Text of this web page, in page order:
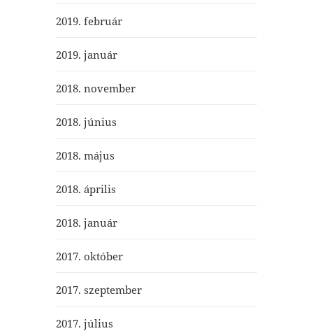
2019. február
2019. január
2018. november
2018. június
2018. május
2018. április
2018. január
2017. október
2017. szeptember
2017. július